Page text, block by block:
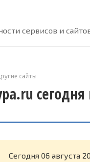
сервисов и
сайты
сегодня
Cегодня 06 августа